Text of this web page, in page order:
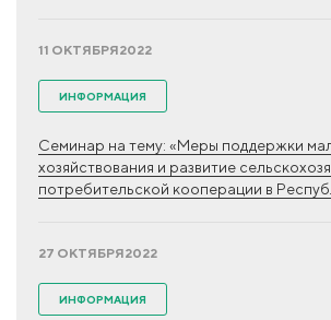
11 ОКТЯБРЯ2022
ИНФОРМАЦИЯ
Семинар на тему: «Меры поддержки
хозяйствования и развитие
потребительской кооперации в
27 ОКТЯБРЯ2022
ИНФОРМАЦИЯ